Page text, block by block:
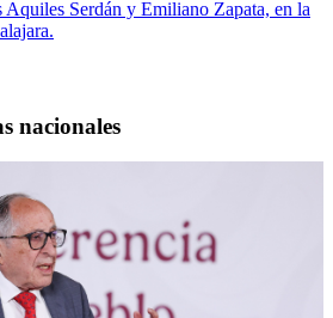
Aquiles Serdán y Emiliano Zapata, en la
nacionales